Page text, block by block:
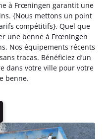
à Frœningen garantit une
{Nous mettons un point
compétitifs}. Quel que
une benne à Frœningen
Nos équipements récents
tracas. Bénéficiez d’un
dans votre ville pour votre
benne.